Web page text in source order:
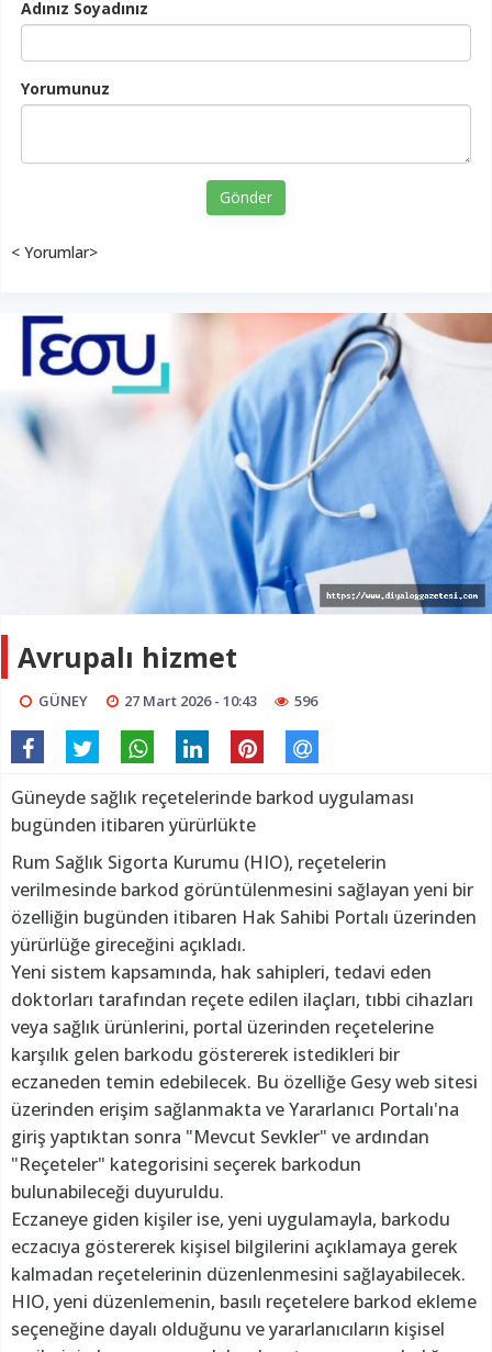
Adınız Soyadınız
Yorumunuz
Gönder
< Yorumlar>
Avrupalı hizmet
GÜNEY 27 Mart 2026 - 10:43 596
Güneyde sağlık reçetelerinde barkod uygulaması
bugünden itibaren yürürlükte
Rum Sağlık Sigorta Kurumu (HIO), reçetelerin
verilmesinde barkod görüntülenmesini sağlayan yeni bir
özelliğin bugünden itibaren Hak Sahibi Portalı üzerinden
yürürlüğe gireceğini açıkladı.
Yeni sistem kapsamında, hak sahipleri, tedavi eden
doktorları tarafından reçete edilen ilaçları, tıbbi cihazları
veya sağlık ürünlerini, portal üzerinden reçetelerine
karşılık gelen barkodu göstererek istedikleri bir
eczaneden temin edebilecek. Bu özelliğe Gesy web sitesi
üzerinden erişim sağlanmakta ve Yararlanıcı Portalı'na
giriş yaptıktan sonra "Mevcut Sevkler" ve ardından
"Reçeteler" kategorisini seçerek barkodun
bulunabileceği duyuruldu.
Eczaneye giden kişiler ise, yeni uygulamayla, barkodu
eczacıya göstererek kişisel bilgilerini açıklamaya gerek
kalmadan reçetelerinin düzenlenmesini sağlayabilecek.
HIO, yeni düzenlemenin, basılı reçetelere barkod ekleme
seçeneğine dayalı olduğunu ve yararlanıcıların kişisel